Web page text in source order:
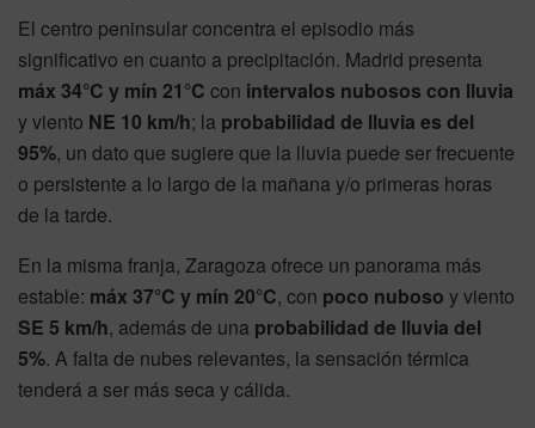
El centro peninsular concentra el episodio más
significativo en cuanto a precipitación. Madrid presenta
máx 34°C y mín 21°C con intervalos nubosos con lluvia
y viento NE 10 km/h; la probabilidad de lluvia es del
95%, un dato que sugiere que la lluvia puede ser frecuente
o persistente a lo largo de la mañana y/o primeras horas
de la tarde.
En la misma franja, Zaragoza ofrece un panorama más
estable: máx 37°C y mín 20°C, con poco nuboso y viento
SE 5 km/h, además de una probabilidad de lluvia del
5%. A falta de nubes relevantes, la sensación térmica
tenderá a ser más seca y cálida.